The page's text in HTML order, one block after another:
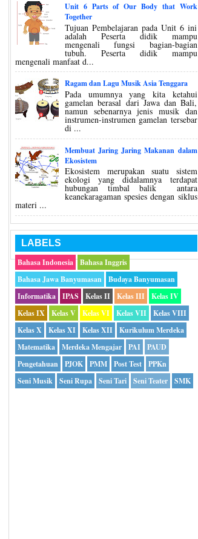
Unit 6 Parts of Our Body that Work
Together
Tujuan Pembelajaran pada Unit 6 ini
adalah Peserta didik mampu
mengenali fungsi bagian-bagian
tubuh. Peserta didik mampu
mengenali manfaat d...
Ragam dan Lagu Musik Asia Tenggara
Pada umumnya yang kita ketahui
gamelan berasal dari Jawa dan Bali,
namun sebenarnya jenis musik dan
instrumen-instrumen gamelan tersebar
di ...
Membuat Jaring Jaring Makanan dalam
Ekosistem
Ekosistem merupakan suatu sistem
ekologi yang didalamnya terdapat
hubungan timbal balik antara
keanekaragaman spesies dengan siklus
materi ...
LABELS
Bahasa Indonesia
Bahasa Inggris
Bahasa Jawa Banyumasan
Budaya Banyumasan
Informatika
IPAS Kelas II Kelas III
Kelas IV
Kelas IX
Kelas V Kelas VI Kelas VII
Kelas VIII
Kelas X
Kelas XI Kelas XII
Kurikulum Merdeka
Matematika
Merdeka Mengajar PAI
PAUD
Pengetahuan
PJOK PMM Post Test
PPKn
Seni Musik
Seni Rupa Seni Tari Seni Teater SMK